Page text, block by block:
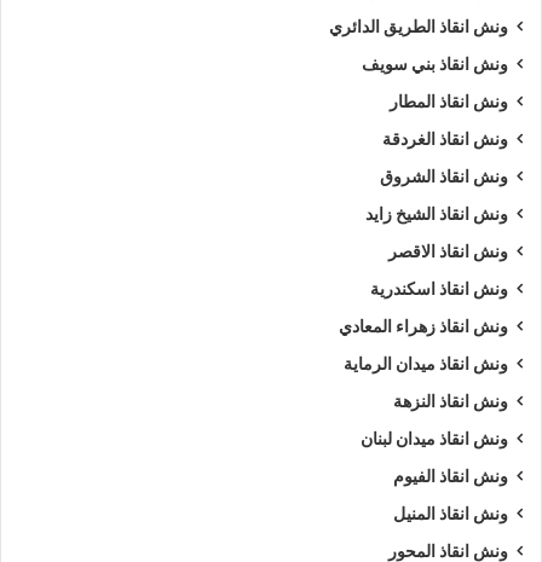
ونش انقاذ الطريق الدائري
ونش انقاذ بني سويف
ونش انقاذ المطار
ونش انقاذ الغردقة
ونش انقاذ الشروق
ونش انقاذ الشيخ زايد
ونش انقاذ الاقصر
ونش انقاذ اسكندرية
ونش انقاذ زهراء المعادي
ونش انقاذ ميدان الرماية
ونش انقاذ النزهة
ونش انقاذ ميدان لبنان
ونش انقاذ الفيوم
ونش انقاذ المنيل
ونش انقاذ المحور